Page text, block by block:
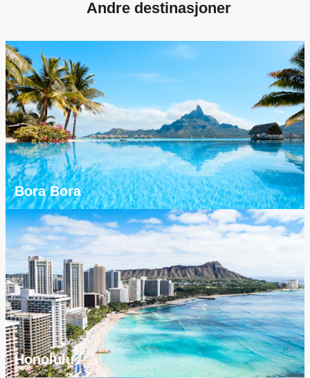
Andre destinasjoner
Bora Bora
Honolulu